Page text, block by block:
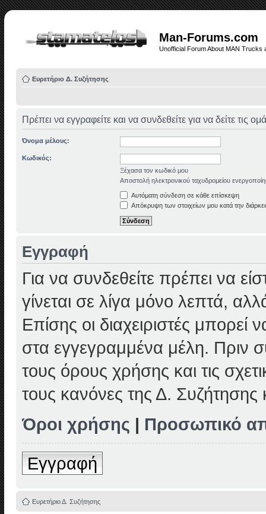
Man-Forums.com
Unofficial Forum About MAN Trucks
Ευρετήριο Δ. Συζήτησης
Πρέπει να εγγραφείτε και να συνδεθείτε για να δείτε τις
Όνομα μέλους:
Κωδικός:
Ξέχασα τον κωδικό μου
Αποστολή ηλεκτρονικού ταχυδρομείου
Αυτόματη σύνδεση σε κάθε επίσκεψη
Απόκρυψη των στοιχείων μου κατά την
Εγγραφή
Για να συνδεθείτε πρέπει να
γίνεται σε λίγα μόνο λεπτά,
Επίσης οι διαχειριστές
στα εγγεγραμμένα μέλη. Πριν
τους όρους χρήσης και τις
τους κανόνες της Δ.
Όροι χρήσης | Προσωπικό
Εγγραφή
Ευρετήριο Δ. Συζήτησης